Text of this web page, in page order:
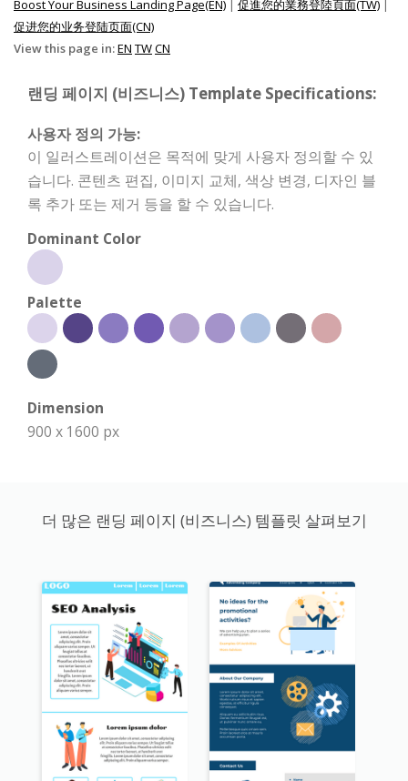
Boost Your Business Landing Page(EN) | 促進您的業務登陸頁面(TW) |
促进您的业务登陆页面(CN)
View this page in:EN TWCN
랜딩 페이지 (비즈니스) Template Specifications:
사용자 정의 가능:
이 일러스트레이션은 목적에 맞게 사용자 정의할 수 있
습니다. 콘텐츠 편집, 이미지 교체, 색상 변경, 디자인 블
록 추가 또는 제거 등을 할 수 있습니다.
Dominant Color
Palette
Dimension
900 x 1600 px
더 많은 랜딩 페이지 (비즈니스) 템플릿 살펴보기